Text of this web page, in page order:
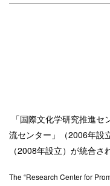
「国際文化学研究推進
流センター」（2006年設
（2008年設立）が統合さ
The “Research Center for